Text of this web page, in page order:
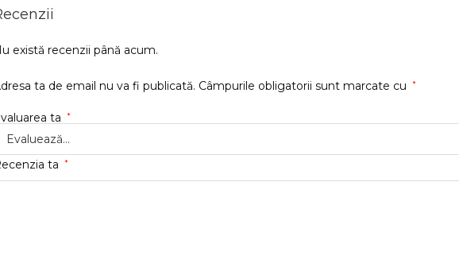
există recenzii până acum.
ta de email nu va fi publicată. Câmpurile obligatorii sunt marcate cu *
ta *
ta *